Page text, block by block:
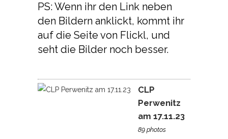
PS: Wenn ihr den Link neben
den Bildern anklickt, kommt ihr
auf die Seite von Flickl, und
seht die Bilder noch besser.
CLP
Perwenitz
am 17.11.23
89 photos